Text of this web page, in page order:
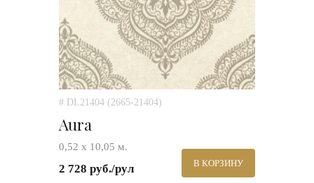
# DL21404 (2665-21404)
Aura
0,52 х 10,05 м.
2 728 руб./рул В КОРЗИНУ